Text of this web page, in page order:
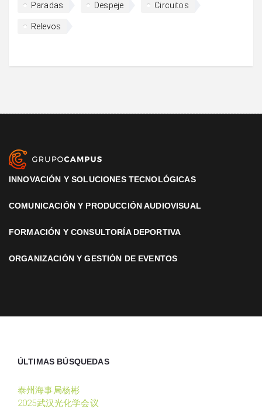
Paradas Despeje Circuitos
Relevos
INNOVACIÓN Y SOLUCIONES TECNOLÓGICAS
COMUNICACIÓN Y PRODUCCIÓN AUDIOVISUAL
FORMACIÓN Y CONSULTORÍA DEPORTIVA
ORGANIZACIÓN Y GESTIÓN DE EVENTOS
ÚLTIMAS BÚSQUEDAS
泰州海事局杨彬
2025武汉光化学会议